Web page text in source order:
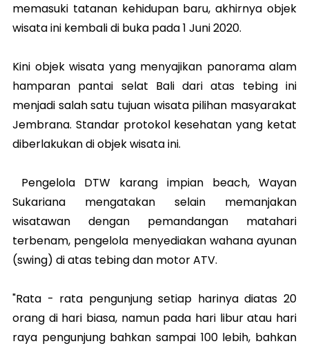
memasuki tatanan kehidupan baru, akhirnya objek
wisata ini kembali di buka pada 1 Juni 2020.
Kini objek wisata yang menyajikan panorama alam
hamparan pantai selat Bali dari atas tebing ini
menjadi salah satu tujuan wisata pilihan masyarakat
Jembrana. Standar protokol kesehatan yang ketat
diberlakukan di objek wisata ini.
Pengelola DTW karang impian beach, Wayan
Sukariana mengatakan selain memanjakan
wisatawan dengan pemandangan matahari
terbenam, pengelola menyediakan wahana ayunan
(swing) di atas tebing dan motor ATV.
"Rata - rata pengunjung setiap harinya diatas 20
orang di hari biasa, namun pada hari libur atau hari
raya pengunjung bahkan sampai 100 lebih, bahkan